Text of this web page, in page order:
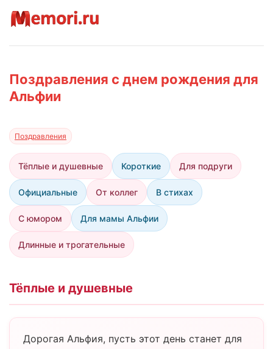
Поздравления с днем рождения для
Альфии
Поздравления
Тёплые и душевные Короткие Для подруги
Официальные От коллег В стихах
С юмором Для мамы Альфии
Длинные и трогательные
Тёплые и душевные
Дорогая Альфия, пусть этот день станет для